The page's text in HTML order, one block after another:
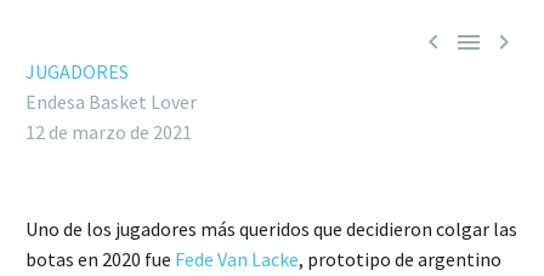
  
JUGADORES
Endesa Basket Lover
12 de marzo de 2021
Uno de los jugadores más queridos que decidieron colgar las
botas en 2020 fue Fede Van Lacke, prototipo de argentino